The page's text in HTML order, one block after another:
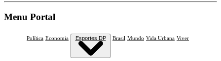
Menu Portal
Política Economia Esportes DP Brasil Mundo Vida Urbana Viver